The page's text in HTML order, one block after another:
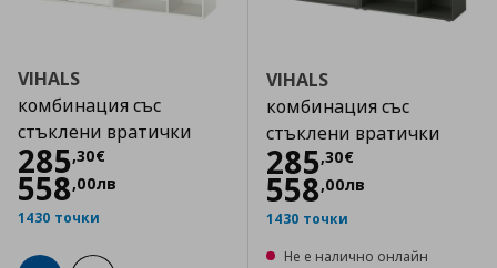
VIHALS
комбинация със
стъклени вратички
285,30€
Цена
558,00лв
1430 точки
VIHALS
комбинация със
стъклени вратички
285,30€
Цена
558,00лв
1430 точки
Не е налично онлайн